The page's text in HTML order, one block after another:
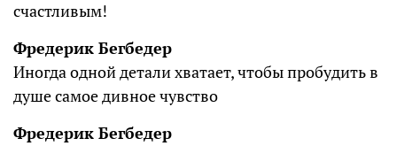
счастливым!
Фредерик Бегбедер
Иногда одной детали хватает, чтобы пробудить в
душе самое дивное чувство
Фредерик Бегбедер